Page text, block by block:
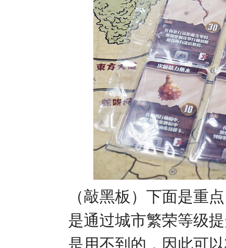
（敲黑板）下面是重
是通过城市繁荣等级
是用不到的，因此可